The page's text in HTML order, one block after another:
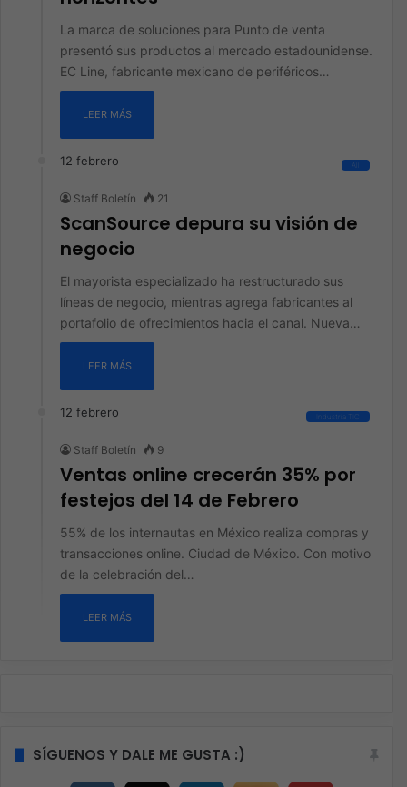
La marca de soluciones para Punto de venta
presentó sus productos al mercado estadounidense.
EC Line, fabricante mexicano de periféricos…
LEER MÁS
12 febrero All
Staff Boletín 21
ScanSource depura su visión de
negocio
El mayorista especializado ha restructurado sus
líneas de negocio, mientras agrega fabricantes al
portafolio de ofrecimientos hacia el canal. Nueva…
LEER MÁS
12 febrero Industria TIC
Staff Boletín 9
Ventas online crecerán 35% por
festejos del 14 de Febrero
55% de los internautas en México realiza compras y
transacciones online. Ciudad de México. Con motivo
de la celebración del…
LEER MÁS
SÍGUENOS Y DALE ME GUSTA :)